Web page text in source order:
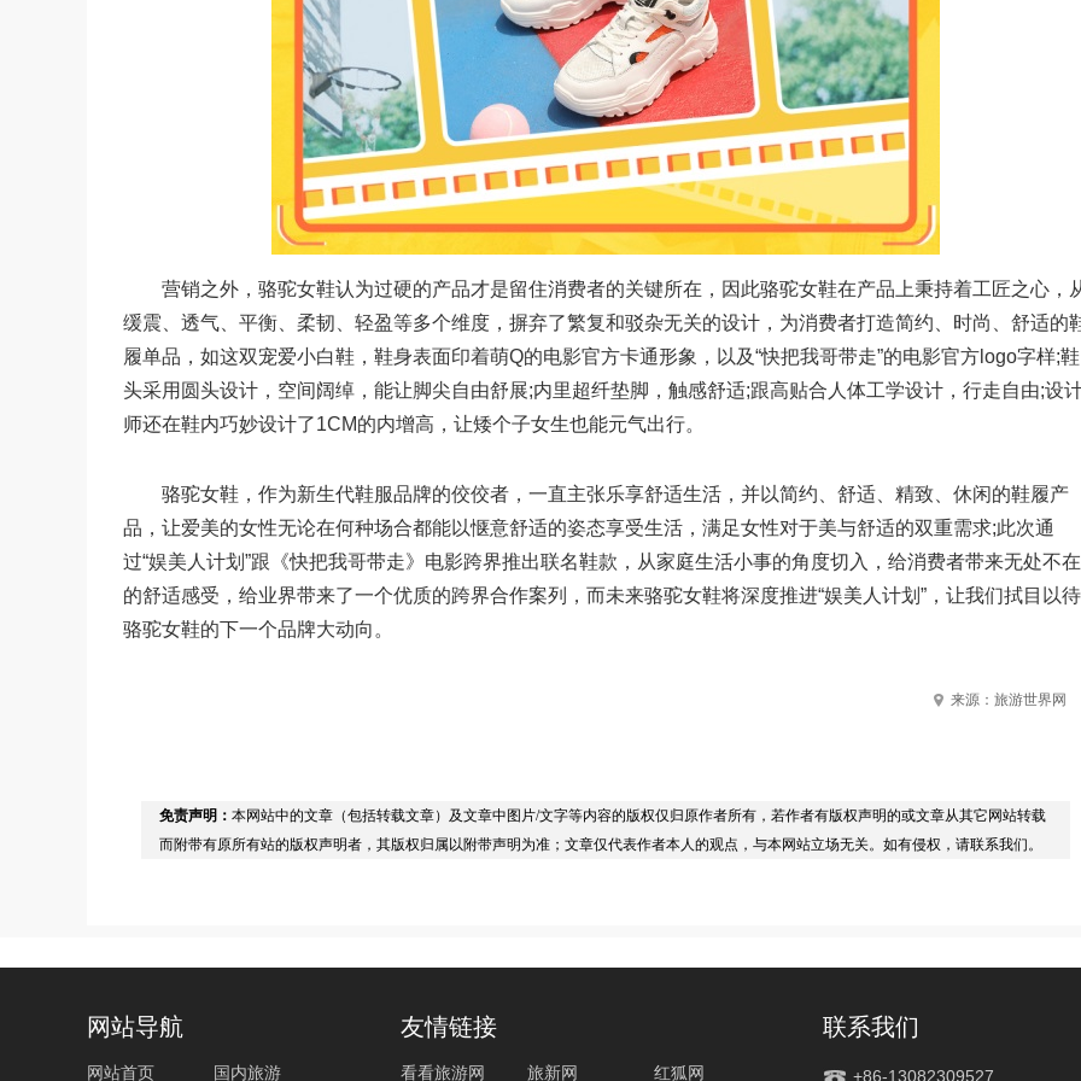
营销之外，骆驼女鞋认为过硬的产品才是留住消费者的关键所在，因此骆驼女鞋在产品上秉持着工匠之心，
缓震、透气、平衡、柔韧、轻盈等多个维度，摒弃了繁复和驳杂无关的设计，为消费者打造简约、时尚、舒适的
履单品，如这双宠爱小白鞋，鞋身表面印着萌Q的电影官方卡通形象，以及“快把我哥带走”的电影官方logo字样;鞋
头采用圆头设计，空间阔绰，能让脚尖自由舒展;内里超纤垫脚，触感舒适;跟高贴合人体工学设计，行走自由;设
师还在鞋内巧妙设计了1CM的内增高，让矮个子女生也能元气出行。
骆驼女鞋，作为新生代鞋服品牌的佼佼者，一直主张乐享舒适生活，并以简约、舒适、精致、休闲的鞋履产
品，让爱美的女性无论在何种场合都能以惬意舒适的姿态享受生活，满足女性对于美与舒适的双重需求;此次通
过“娱美人计划”跟《快把我哥带走》电影跨界推出联名鞋款，从家庭生活小事的角度切入，给消费者带来无处不在
的舒适感受，给业界带来了一个优质的跨界合作案列，而未来骆驼女鞋将深度推进“娱美人计划”，让我们拭目以待
骆驼女鞋的下一个品牌大动向。
来源：旅游世界网
免责声明： 本网站中的文章（包括转载文章）及文章中图片/文字等内容的版权仅归原作者所有，若作者有版权声明的或文章从其它网站转载
而附带有原所有站的版权声明者，其版权归属以附带声明为准；文章仅代表作者本人的观点，与本网站立场无关。如有侵权，请联系我们。
网站导航
网站首页 国内旅游
友情链接
看看旅游网 旅新网 红狐网
联系我们
+86-13082309527